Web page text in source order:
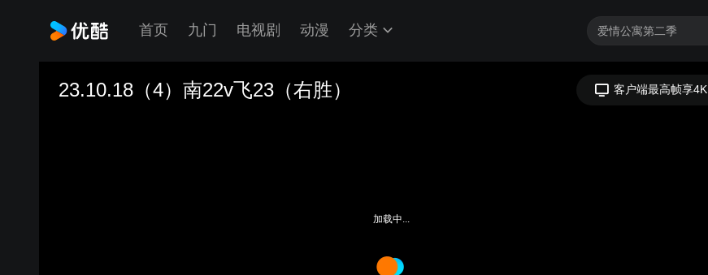
首页 九门 电视剧 动漫 分类
23.10.18（4）南22v飞23（右胜） 客户端最高帧享4K
加载中...